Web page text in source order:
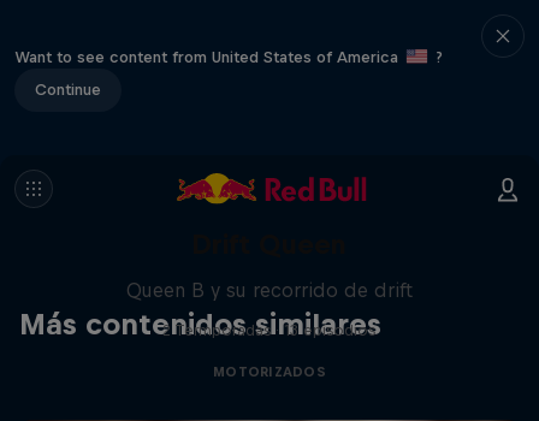
Want to see content from United States of America
?
Continue
Más contenidos similares
Queen B y su recorrido de drift
2 Termporadas · 13 episodios
MOTORIZADOS